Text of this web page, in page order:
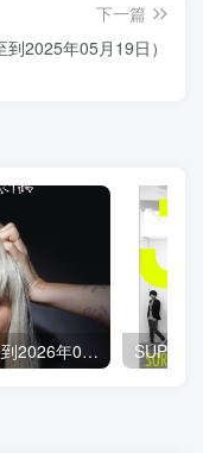
下一篇
2025年05月19日）
Sia音乐全集（截止到2026年05月21日）